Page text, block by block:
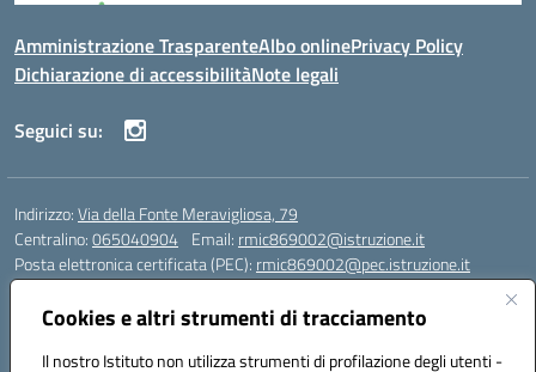
Cookies e altri strumenti di tracciamento
Il nostro Istituto non utilizza strumenti di profilazione degli utenti -
Amministrazione TrasparenteAlbo onlinePrivacy Policy
Dichiarazione di accessibilitàNote legali
Seguici su:
Indirizzo:Via della Fonte Meravigliosa, 79
Centralino:065040904 Email: rmic869002@istruzione.it
Posta elettronica certificata (PEC): rmic869002@pec.istruzione.it
Codice fiscale: 97197090588
Codice meccanografico: RMIC869002
Codice Indice delle Pubbliche Amministrazioni (IPA): istsc_rmic869002